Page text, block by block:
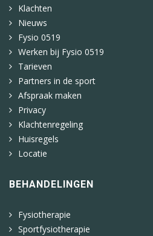
Klachten
Nieuws
Fysio 0519
Werken bij Fysio 0519
Tarieven
Partners in de sport
Afspraak maken
Privacy
Klachtenregeling
Huisregels
Locatie
BEHANDELINGEN
Fysiotherapie
Sportfysiotherapie